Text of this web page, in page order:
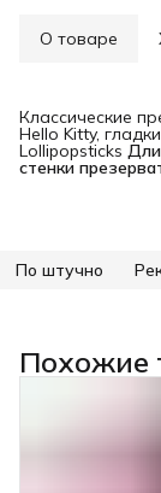
О товаре
Классические
Hello Kitty,
Lollipopsticks
стенки
По штучно
Похожие